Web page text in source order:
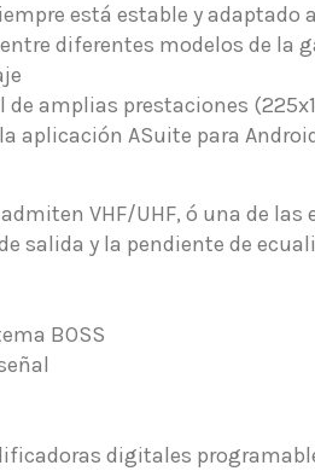
está estable y adaptado
diferentes modelos de la
amplias prestaciones
aplicación ASuite para
VHF/UHF, ó una de las
salida y la pendiente de
BOSS
digitales